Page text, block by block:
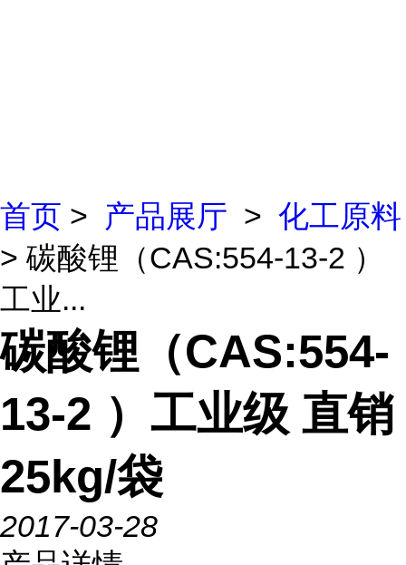
首页 > 产品展厅 > 化工原料
> 碳酸锂（CAS:554-13-2 ）
工业...
碳酸锂（CAS:554-
13-2 ）工业级 直销
25kg/袋
2017-03-28